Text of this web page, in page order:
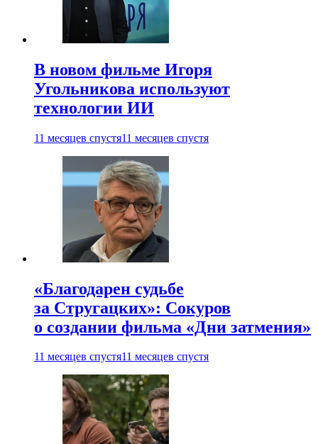
В новом фильме Игоря
Угольникова используют
технологии ИИ
11 месяцев спустя11 месяцев спустя
«Благодарен судьбе
за Стругацких»: Сокуров
о создании фильма «Дни затмения»
11 месяцев спустя11 месяцев спустя